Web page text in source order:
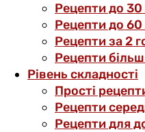
Рецепти до
Рецепти до
Рецепти за 2
Рецепти
Рівень складності
Прості
Рецепти
Рецепти для